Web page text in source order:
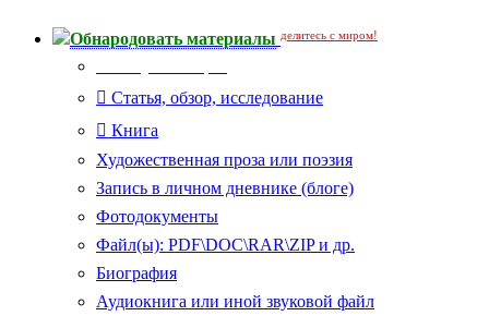
Обнародовать материалы делитесь с миром!
Статья, обзор, исследование
Книга
Художественная проза или поэзия
Запись в личном дневнике (блоге)
Фотодокументы
Файл(ы): PDF\DOC\RAR\ZIP и др.
Биография
Аудиокнига или иной звуковой файл